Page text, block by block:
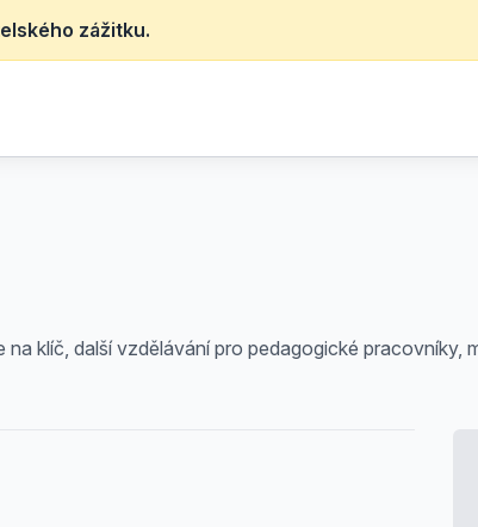
zážitku.
klíč, další vzdělávání pro pedagogické pracovníky,